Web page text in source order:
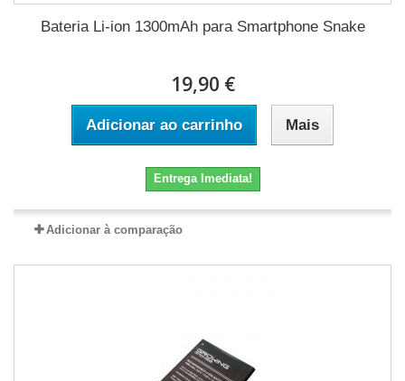
Bateria Li-ion 1300mAh para Smartphone Snake
19,90 €
Adicionar ao carrinho Mais
Entrega Imediata!
Adicionar à comparação